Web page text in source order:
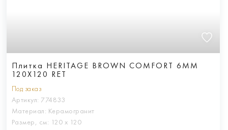
Плитка HERITAGE BROWN COMFORT 6MM
120X120 RET
Под заказ
Артикул: 774833
Материал: Керамогранит
Размер, см: 120 х 120